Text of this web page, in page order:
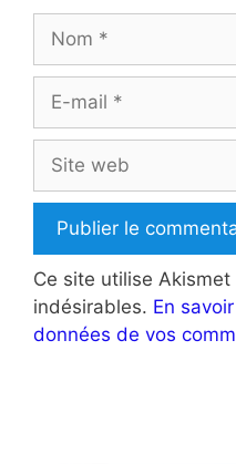
Nom
Site
web
Ce site utilise
indésirables. En
données de vos